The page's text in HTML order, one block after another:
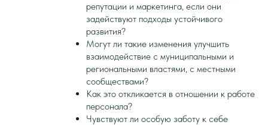
репутации и маркетинга, если они
задействуют подходы устойчивого
развития?
Могут ли такие изменения улучшить
взаимодействие с муниципальными и
региональными властями, с местными
сообществами?
Как это откликается в отношении к работе
персонала?
Чувствуют ли особую заботу к себе